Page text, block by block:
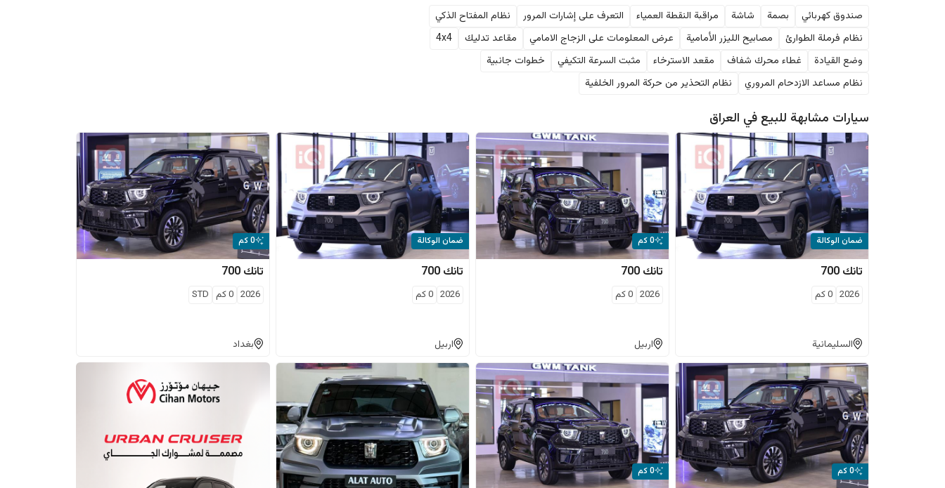
صندوق كهربائي بصمة شاشة مراقبة النقطة العمياء التعرف على إشارات المرور
نظام المفتاح الذكي
نظام فرملة الطوارئ
مصابيح الليزر الأمامية عرض المعلومات على الزجاج الامامي مقاعد تدليك
4x4
وضع القيادة
غطاء محرك شفاف مقعد الاسترخاء مثبت السرعة التكيفي
خطوات جانبية
نظام مساعد الازدحام المروري
نظام التحذير من حركة المرور الخلفية
سيارات مشابهة للبيع في العراق
ضمان الوكالة
تانك 700
2026
0كم
السليمانية
0 كم
تانك 700
2026
0كم
اربيل
ضمان الوكالة
تانك 700
2026
0كم
اربيل
0 كم
تانك 700
2026
0كم STD
بغداد
0 كم 0 كم